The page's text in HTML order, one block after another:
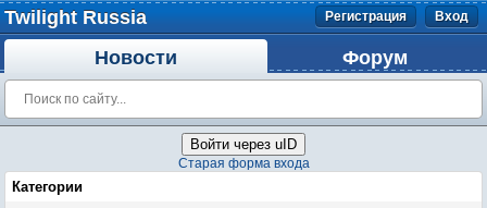
Twilight Russia Регистрация Вход
Новости Форум
Войти через uID
Старая форма входа
Категории